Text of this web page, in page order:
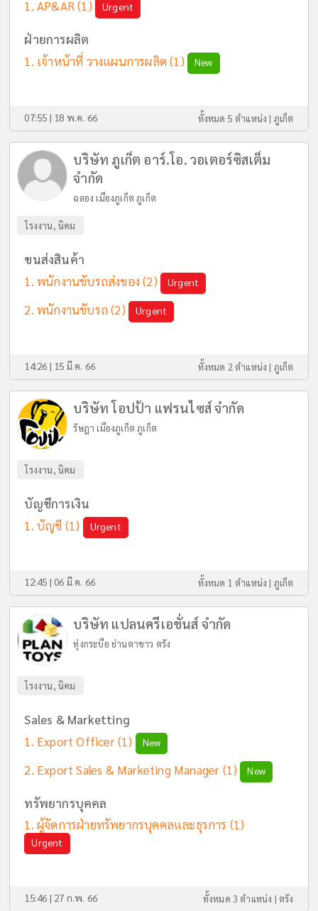
AP&AR (1) Urgent
ฝ่ายการผลิต
เจ้าหน้าที่ วางแผนการผลิต(1) New
07:55 | 18 พ.ค. 66 ทั้งหมด 5 ตำแหน่ง | ภูเก็ต
บริษัท ภูเก็ต อาร์.โอ. วอเตอร์ซิสเต็ม
จำกัด
ฉลอง เมืองภูเก็ต ภูเก็ต
โรงงาน, นิคม
ขนส่งสินค้า
พนักงานขับรถส่งของ(2) Urgent
พนักงานขับรถ(2) Urgent
14:26 | 15 มี.ค. 66 ทั้งหมด 2 ตำแหน่ง | ภูเก็ต
บริษัท โอปป้า แฟรนไซส์ จำกัด
รัษฎา เมืองภูเก็ต ภูเก็ต
โรงงาน, นิคม
บัญชีการเงิน
บัญชี (1) Urgent
12:45 | 06 มี.ค. 66 ทั้งหมด 1 ตำแหน่ง | ภูเก็ต
บริษัท แปลนครีเอชั่นส์ จำกัด
ทุ่งกระบือ ย่านตาขาว ตรัง
โรงงาน, นิคม
Sales & Marketting
Export Officer(1) New
Export Sales & Marketing Manager (1) New
ทรัพยากรบุคคล
ผู้จัดการฝ่ายทรัพยากรบุคคลและธุรการ (1)
Urgent
15:46 | 27 ก.พ. 66 ทั้งหมด 3 ตำแหน่ง | ตรัง